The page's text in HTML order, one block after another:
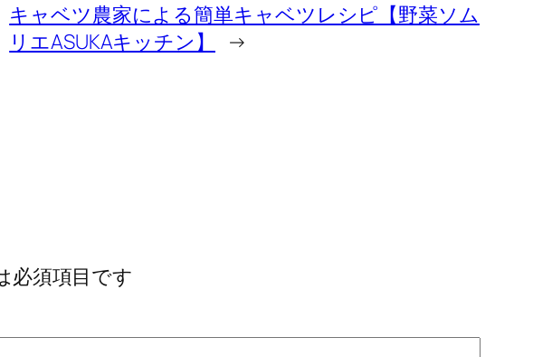
キャベツ農家による簡単キャベツレシピ【野菜ソム
リエASUKAキッチン】
→
必須項目です